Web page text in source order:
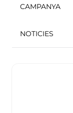
CAMPANYA
NOTICIES